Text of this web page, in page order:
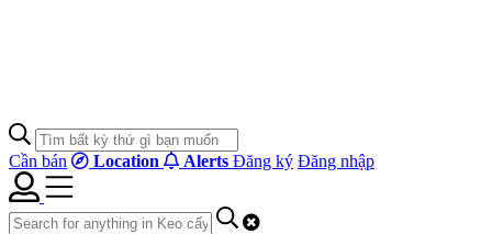
Cần bán Location Alerts Đăng ký Đăng nhập